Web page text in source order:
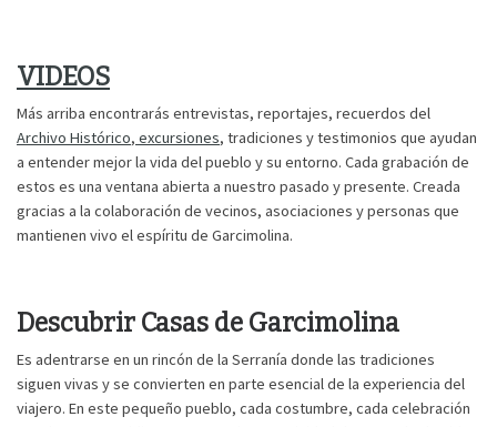
VIDEOS
Más arriba encontrarás entrevistas, reportajes, recuerdos del
Archivo Histórico, excursiones, tradiciones y testimonios que ayudan
a entender mejor la vida del pueblo y su entorno. Cada grabación de
estos es una ventana abierta a nuestro pasado y presente. Creada
gracias a la colaboración de vecinos, asociaciones y personas que
mantienen vivo el espíritu de Garcimolina.
Descubrir Casas de Garcimolina
Es adentrarse en un rincón de la Serranía donde las tradiciones
siguen vivas y se convierten en parte esencial de la experiencia del
viajero. En este pequeño pueblo, cada costumbre, cada celebración